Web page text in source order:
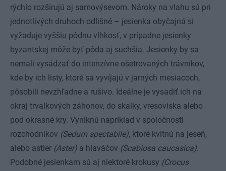
rýchlo rozširujú aj samovýsevom. Nároky na vlahu sú pri
jednotlivých druhoch odlišné – jesienka obyčajná si
vyžaduje vyššiu pôdnu vlhkosť, v prípadne jesienky
byzantskej môže byť pôda aj suchšia. Jesienky by sa
nemali vysádzať do intenzívne ošetrovaných trávnikov,
kde by ich listy, ktoré sa vyvíjajú v jarných mesiacoch,
pôsobili nevzhľadne a rušivo. Ideálne je vysadiť ich na
okraj trvalkových záhonov, do skalky, vresoviska alebo
pod okrasné kry. Vyniknú napríklad v spoločnosti
rozchodníkov (Sedum spectabile), ktoré kvitnú na jeseň,
alebo astier (Aster) a hlaváčov (Scabiosa caucasica).
Podobné jesienkam sú aj niektoré krokusy (Crocus